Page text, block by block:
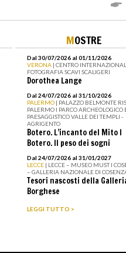
MOSTRE
Dal 30/07/2026 al 01/11/2026
VERONA | CENTRO
FOTOGRAFIA SCAVI SCALIGERI
Dorothea Lange
Dal 24/07/2026 al 31/10/2026
PALERMO | PALAZZO BELMONTE
PALERMO I PARCO ARCHEOLOGICO
PAESAGGISTICO VALLE DEI TEMPLI -
AGRIGENTO
Botero. L’incanto del Mito I
Botero. Il peso dei sogni
Dal 24/07/2026 al 31/01/2027
LECCE | LECCE – MUSEO MUST I
– GALLERIA NAZIONALE DI
Tesori nascosti della
Borghese
LEGGI TUTTO >